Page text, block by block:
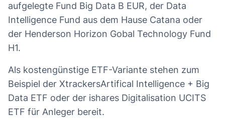
aufgelegte Fund Big Data B EUR, der Data
Intelligence Fund aus dem Hause Catana oder
der Henderson Horizon Gobal Technology Fund
H1.
Als kostengünstige ETF-Variante stehen zum
Beispiel der XtrackersArtifical Intelligence + Big
Data ETF oder der ishares Digitalisation UCITS
ETF für Anleger bereit.